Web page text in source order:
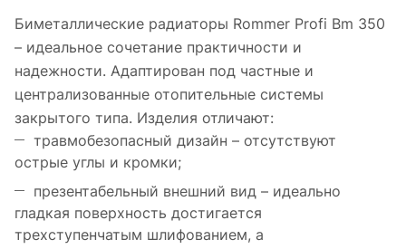
Биметаллические радиаторы Rommer Profi Bm 350
– идеальное сочетание практичности и
надежности. Адаптирован под частные и
централизованные отопительные системы
закрытого типа. Изделия отличают:
травмобезопасный дизайн – отсутствуют
острые углы и кромки;
презентабельный внешний вид – идеально
гладкая поверхность достигается
трехступенчатым шлифованием, а